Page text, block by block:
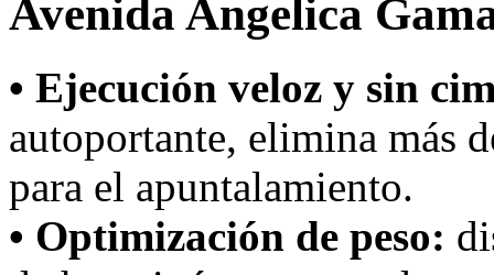
Avenida Angelica
• Ejecución veloz y sin
autoportante, elimina más
para el apuntalamiento.
• Optimización de peso: